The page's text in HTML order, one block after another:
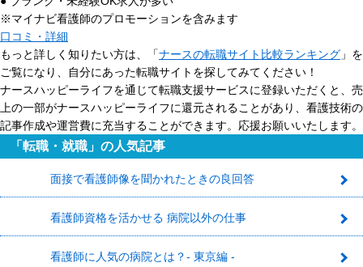
※マイナビ看護師のプロモーションを含みます
口コミ・詳細
もっと詳しく知りたい方は、「ナースの転職サイト比較ランキング 」を
ご覧になり、自分にあった転職サイトを探してみてください！
ナースハッピーライフを通じて転職支援サービスに登録いただくと、売
上の一部がナースハッピーライフに還元されることがあり、看護技術の
記事作成や運営費に充当することができます。応援お願いいたします。
「転職・就職」の人気記事
面接で看護師像を聞かれたときの良回答
看護師資格を活かせる 病院以外の仕事
看護師に人気の病院とは？- 東京編 -